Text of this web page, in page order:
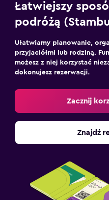
Łatwiejszy
podróżą
Ułatwiamy planowanie,
przyjaciółmi lub rodziną.
możesz z niej korzystać
dokonujesz rezerwacji.
Zacznij
Znajdź